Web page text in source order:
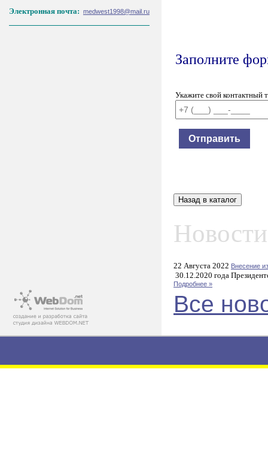
Электронная почта: medwest1998@mail.ru
Заполните
Укажите свой контактный
22 Августа 2022 Внесение
30.12.2020 года
Подробнее »
Все